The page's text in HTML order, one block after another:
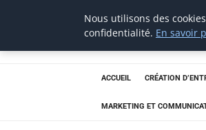
Aecme
ACCUEIL CRÉATION
MARKETING ET
Nous utilisons des
confidentialité. En savoir